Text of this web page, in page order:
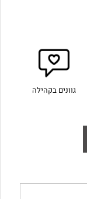
גוונים בקהילה